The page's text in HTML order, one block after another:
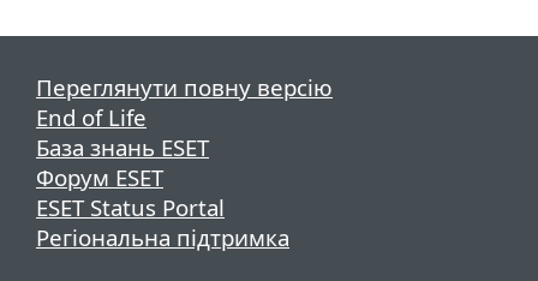
Переглянути повну версію
End of Life
База знань ESET
Форум ESET
ESET Status Portal
Регіональна підтримка